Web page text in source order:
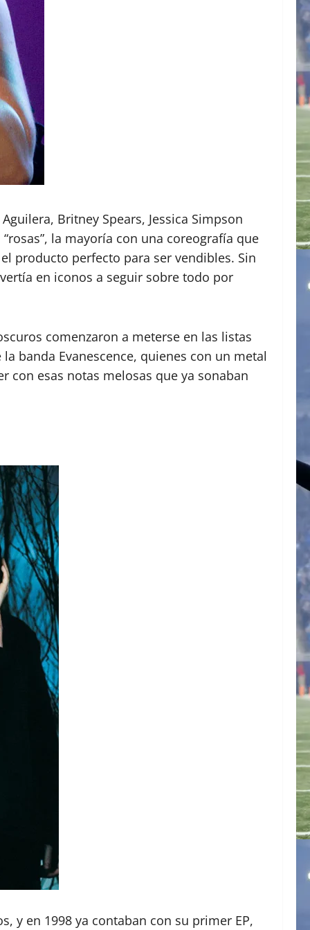
Britney Spears, Jessica Simpson
la mayoría con una coreografía que
producto perfecto para ser vendibles. Sin
en iconos a seguir sobre todo por
comenzaron a meterse en las listas
banda Evanescence, quienes con un metal
con esas notas melosas que ya sonaban
y en 1998 ya contaban con su primer EP,